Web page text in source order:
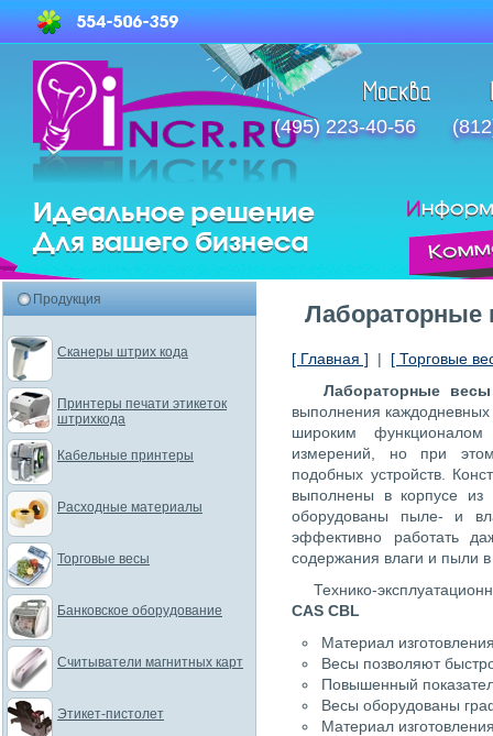
(495) 223-40-56
Лабораторные
[ Главная ] | [ Торговые
Лабораторные
выполнения
широким
измерений, но при
подобных устройств.
выполнены в корпусе из
оборудованы пыле- и
эффективно работать
содержания влаги и пыли
Технико-
CAS CBL
Материал
Весы позволяют
Повышенный
Весы оборудованы
Материал
Продукция
Сканеры штрих кода
Принтеры печати этикеток
штрихкода
Кабельные принтеры
Расходные материалы
Торговые весы
Банковское оборудование
Считыватели магнитных карт
Этикет-пистолет